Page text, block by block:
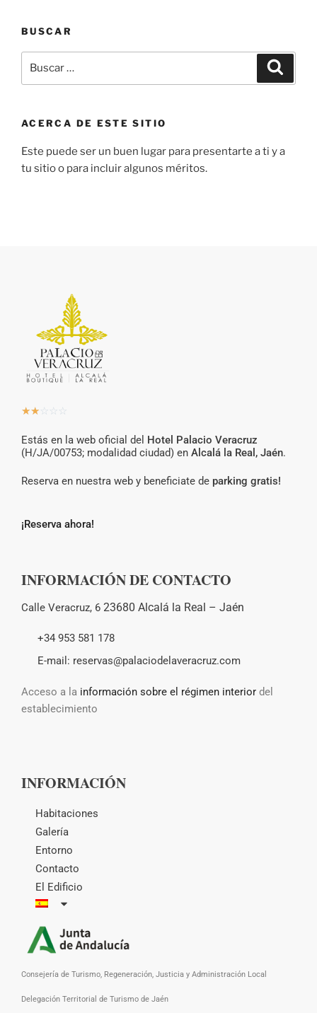
BUSCAR
ACERCA DE ESTE SITIO
Este puede ser un buen lugar para presentarte a ti y a
tu sitio o para incluir algunos méritos.
☆☆ ☆ ☆ ☆
Estás en la web oficial del Hotel Palacio Veracruz
(H/JA/00753; modalidad ciudad) en Alcalá la Real, Jaén.
Reserva en nuestra web y beneficiate de parking gratis!
¡Reserva ahora!
INFORMACIÓN DE CONTACTO
Calle Veracruz, 6 23680 Alcalá la Real – Jaén
+34 953 581 178
E-mail: reservas@palaciodelaveracruz.com
Acceso a la información sobre el régimen interior del
establecimiento
INFORMACIÓN
Habitaciones
Galería
Entorno
Contacto
El Edificio
Consejería de Turismo, Regeneración, Justicia y Administración Local
Delegación Territorial de Turismo de Jaén